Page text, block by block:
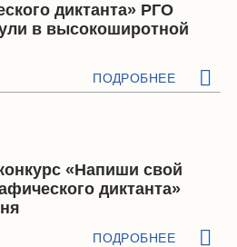
диктанта» РГО
в высокоширотной
ПОДРОБНЕЕ
«Напиши свой
диктанта»
ПОДРОБНЕЕ